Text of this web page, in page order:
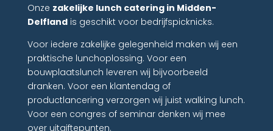
Onze zakelijke lunch catering in Midden-
Delflandis geschikt voor bedrijfspicknicks.
Voor iedere zakelijke gelegenheid maken wij een
praktische lunchoplossing. Voor een
bouwplaatslunch leveren wij bijvoorbeeld
dranken. Voor een klantendag of
productlancering verzorgen wij juist walking lunch.
Voor een congres of seminar denken wij mee
over uitgiftepunten.